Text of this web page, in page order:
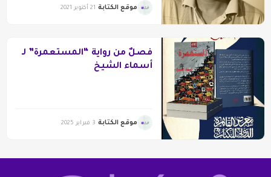
موقع الكتابة 21 أكتوبر 2021
فصلٌ من رواية “المستعمرة” لـ
أسماء الشيخ
موقع الكتابة 3 فبراير 2025